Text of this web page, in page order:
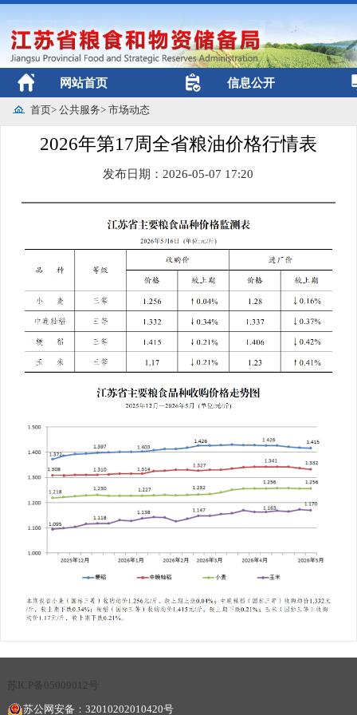
网站首页 信息公开
首页> 公共服务> 市场动态
2026年第17周全省粮油价格行情表
发布日期：2026-05-07 17:20
苏ICP备05009012号
苏公网安备：32010202010420号